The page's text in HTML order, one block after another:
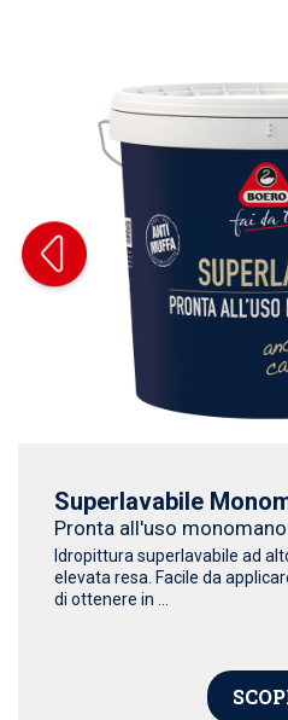
Superlavabile
Pronta all'uso monomano
Idropittura superlavabile ad
elevata resa. Facile da
di ottenere in ...